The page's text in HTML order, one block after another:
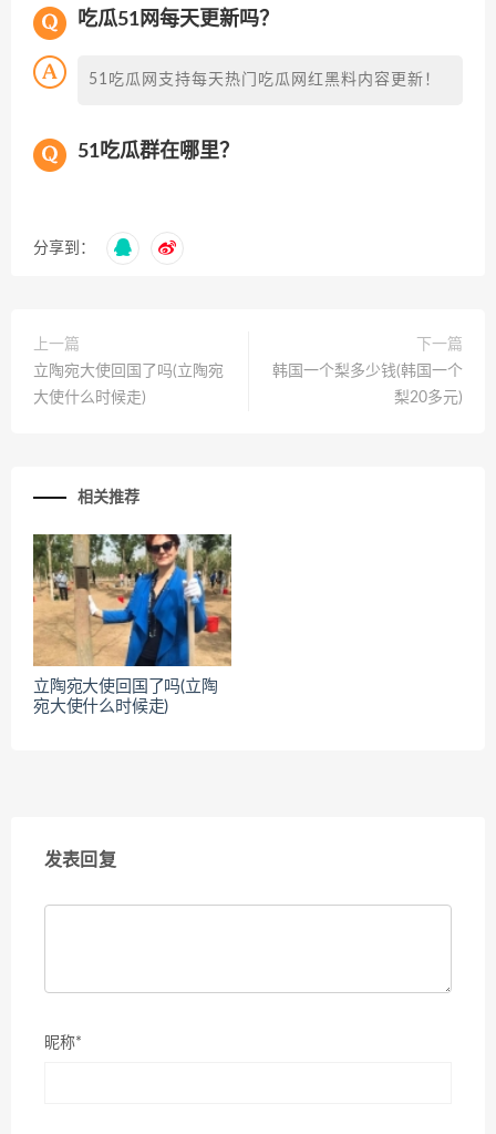
吃瓜51网每天更新吗？
51吃瓜网支持每天热门吃瓜网红黑料内容更新！
51吃瓜群在哪里？
分享到：
上一篇
立陶宛大使回国了吗(立陶宛
大使什么时候走)
下一篇
韩国一个梨多少钱(韩国一个
梨20多元)
相关推荐
立陶宛大使回国了吗(立陶
宛大使什么时候走)
发表回复
昵称*